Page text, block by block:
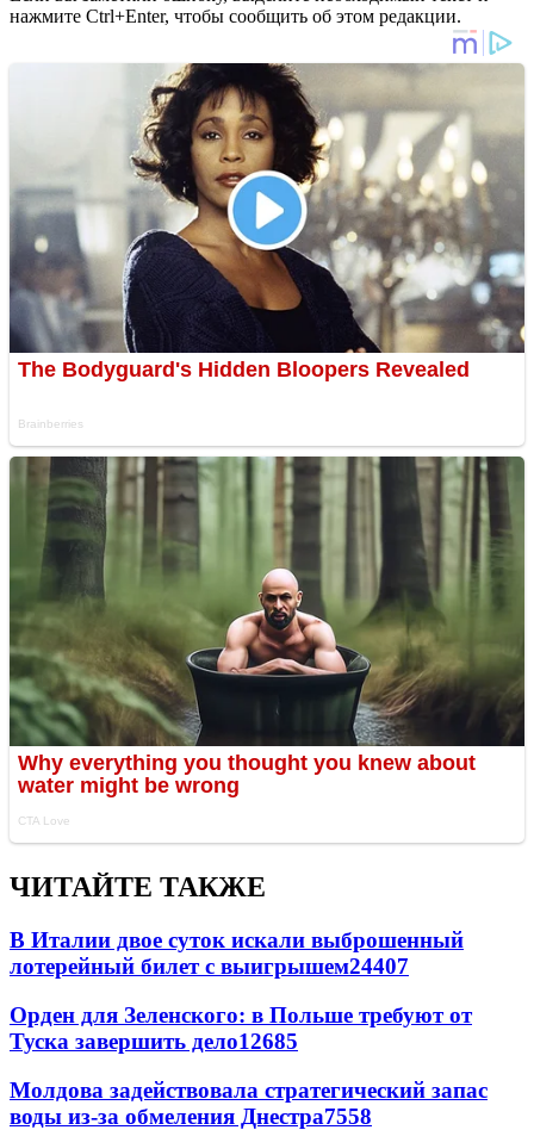
нажмите Ctrl+Enter, чтобы сообщить об этом редакции.
ЧИТАЙТЕ ТАКЖЕ
В Италии двое суток искали выброшенный
лотерейный билет с выигрышем24407
Орден для Зеленского: в Польше требуют от
Туска завершить дело12685
Молдова задействовала стратегический запас
воды из-за обмеления Днестра7558